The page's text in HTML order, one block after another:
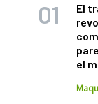
El
el